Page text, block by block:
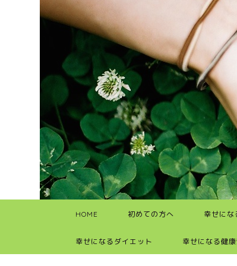
HOME 初めての方へ 幸せにな
幸せになるダイエット 幸せになる健康